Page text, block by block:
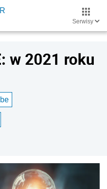
Serwisy
w 2021 roku